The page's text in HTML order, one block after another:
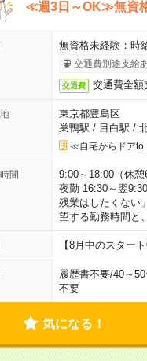
≪週3日～OK≫無資格
無資格未経験：
交通費別途支給
交通費 交通費全額
東京都豊島区
巣鴨駅 / 目白駅 /
≪自宅からドアto
間
9:00～18:00（休
夜勤 16:30～翌
残業はしたくない
望する勤務時間と
【8月中のスター
履歴書不要/40～
不要
気になる！